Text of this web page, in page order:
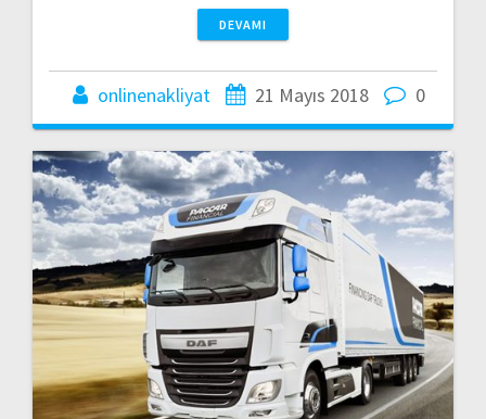
DEVAMI
onlinenakliyat 21 Mayıs 2018 0